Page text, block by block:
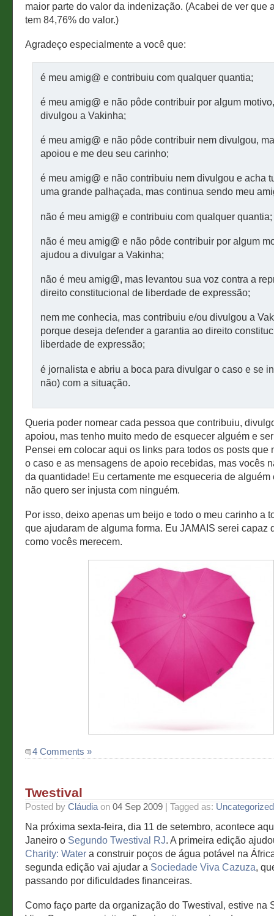
maior parte do valor da indenização. (Acabei de ver que
tem 84,76% do valor.)
Agradeço especialmente a você que:
é meu amig@ e contribuiu com qualquer quantia;
é meu amig@ e não pôde contribuir por algum
divulgou a Vakinha;
é meu amig@ e não pôde contribuir nem divulgou,
apoiou e me deu seu carinho;
é meu amig@ e não contribuiu nem divulgou e acha
uma grande palhaçada, mas continua sendo meu
não é meu amig@ e contribuiu com qualquer quantia;
não é meu amig@ e não pôde contribuir por algum
ajudou a divulgar a Vakinha;
não é meu amig@, mas levantou sua voz contra a
direito constitucional de liberdade de expressão;
nem me conhecia, mas contribuiu e/ou divulgou a
porque deseja defender a garantia ao direito
liberdade de expressão;
é jornalista e abriu a boca para divulgar o caso e se
não) com a situação.
Queria poder nomear cada pessoa que contribuiu,
apoiou, mas tenho muito medo de esquecer alguém e
Pensei em colocar aqui os links para todos os posts que
o caso e as mensagens de apoio recebidas, mas vocês
da quantidade! Eu certamente me esqueceria de alguém
não quero ser injusta com ninguém.
Por isso, deixo apenas um beijo e todo o meu carinho a
que ajudaram de alguma forma. Eu JAMAIS serei capaz
como vocês merecem.
4 Comments »
Twestival
Posted by Cláudia on 04 Sep 2009 | Tagged as: Uncategorized
Na próxima sexta-feira, dia 11 de setembro, acontece
Janeiro o Segundo Twestival RJ. A primeira edição
Charity: Water a construir poços de água potável na
segunda edição vai ajudar a Sociedade Viva Cazuza,
passando por dificuldades financeiras.
Como faço parte da organização do Twestival, estive na